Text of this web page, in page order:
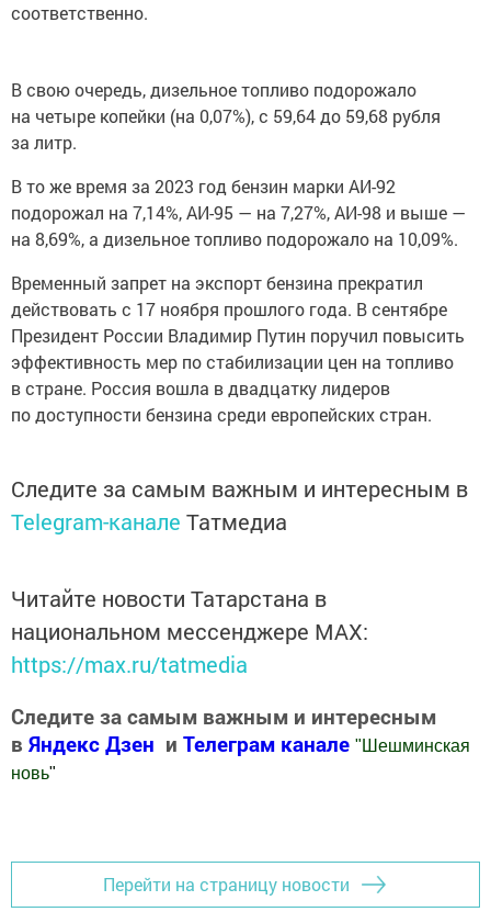
соответственно.
В свою очередь, дизельное топливо подорожало
на четыре копейки (на 0,07%), с 59,64 до 59,68 рубля
за литр.
В то же время за 2023 год бензин марки АИ-92
подорожал на 7,14%, АИ-95 — на 7,27%, АИ-98 и выше —
на 8,69%, а дизельное топливо подорожало на 10,09%.
Временный запрет на экспорт бензина прекратил
действовать с 17 ноября прошлого года. В сентябре
Президент России Владимир Путин поручил повысить
эффективность мер по стабилизации цен на топливо
в стране. Россия вошла в двадцатку лидеров
по доступности бензина среди европейских стран.
Следите за самым важным и интересным в
Telegram-канале Татмедиа
Читайте новости Татарстана в
национальном мессенджере MАХ:
https://max.ru/tatmedia
Следите за самым важным и интересным
в Яндекс Дзен и Телеграм канале " Шешминская
новь"
Перейти на страницу новости